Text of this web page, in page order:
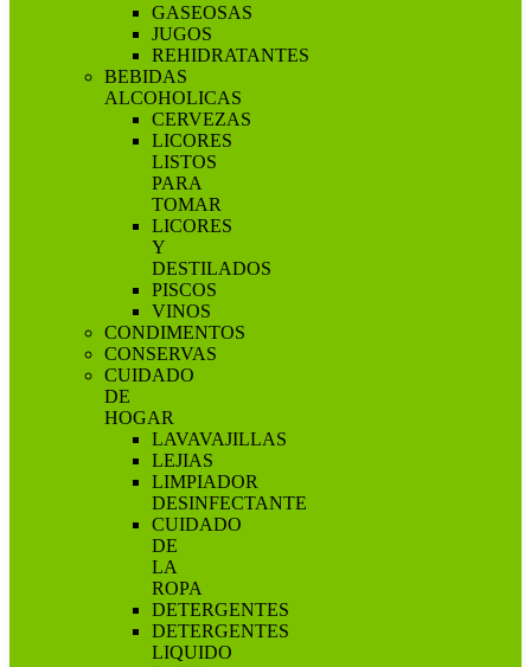
GASEOSAS
JUGOS
REHIDRATANTES
BEBIDAS
ALCOHOLICAS
CERVEZAS
LICORES
LISTOS
PARA
TOMAR
LICORES
Y
DESTILADOS
PISCOS
VINOS
CONDIMENTOS
CONSERVAS
CUIDADO
DE
HOGAR
LAVAVAJILLAS
LEJIAS
LIMPIADOR
DESINFECTANTE
CUIDADO
DE
LA
ROPA
DETERGENTES
DETERGENTES
LIQUIDO